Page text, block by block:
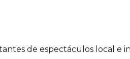
de espectáculos local e